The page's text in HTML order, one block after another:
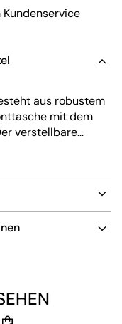
aus robustem
mit dem
verstellbare
Vielseitigkeit.
und verbindet
zeitlosen Look.